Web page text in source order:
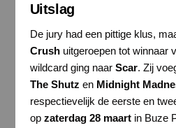
Uitslag
De jury had een pittige klus,
Crushuitgeroepen tot winnaar
wildcard ging naar Scar. Zij
The Shutz en Midnight
respectievelijk de eerste en
op zaterdag 28 maartin Buze